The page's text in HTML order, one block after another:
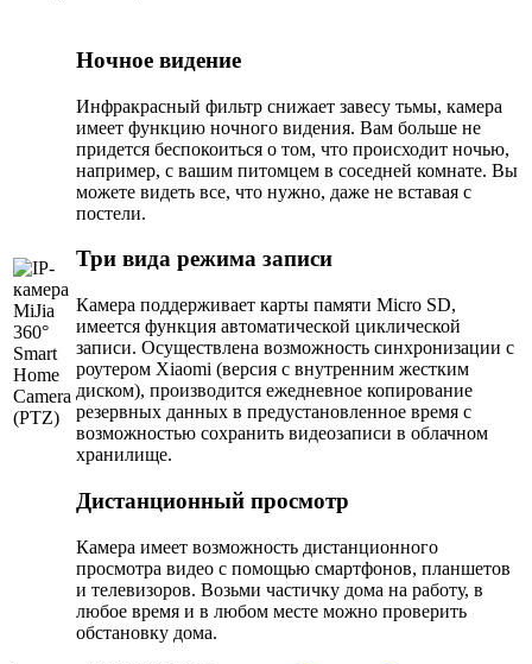
Ночное видение
Инфракрасный фильтр снижает завесу тьмы, камера
имеет функцию ночного видения. Вам больше не
придется беспокоиться о том, что происходит ночью,
например, с вашим питомцем в соседней комнате. Вы
можете видеть все, что нужно, даже не вставая с
постели.
Три вида режима записи
Камера поддерживает карты памяти Micro SD,
имеется функция автоматической циклической
записи. Осуществлена возможность синхронизации с
роутером Xiaomi (версия с внутренним жестким
диском), производится ежедневное копирование
резервных данных в предустановленное время с
возможностью сохранить видеозаписи в облачном
хранилище.
Дистанционный просмотр
Камера имеет возможность дистанционного
просмотра видео с помощью смартфонов, планшетов
и телевизоров. Возьми частичку дома на работу, в
любое время и в любом месте можно проверить
обстановку дома.